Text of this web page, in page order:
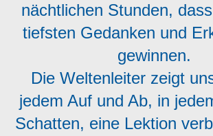
nächtlichen Stunden,
tiefsten Gedanken und
gewinnen.
Die Weltenleiter zeigt
jedem Auf und Ab, in
Schatten, eine Lektion